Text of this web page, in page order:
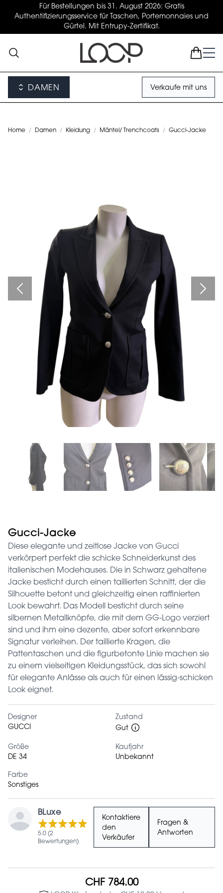
Für Bestellungen bis 31. August 2026: Gratis
Authentifizierungsservice für Taschen, Portemonnaies und
Gürtel. Mit Entrupy-Zertifikat.
DAMEN Verkaufe mit uns
Home / Damen / Kleidung / Mäntel/ Trenchcoats / Gucci-Jacke
Gucci-Jacke
Diese elegante und zeitlose Jacke von Gucci
verkörpert perfekt die schicke Schneiderkunst des
italienischen Modehauses. Die in Schwarz gehaltene
Jacke besticht durch einen taillierten Schnitt, der die
Silhouette betont und gleichzeitig einen raffinierten
Look bewahrt. Das Modell besticht durch seine
silbernen Metallknöpfe, die mit dem GG-Logo verziert
sind und ihm eine dezente, aber sofort erkennbare
Signatur verleihen. Der taillierte Kragen, die
Pattentaschen und die figurbetonte Linie machen sie
zu einem vielseitigen Kleidungsstück, das sich sowohl
für elegante Anlässe als auch für einen lässig-schicken
Look eignet.
Designer
GUCCI
Zustand
Gut
Größe
DE 34
Kaufjahr
Unbekannt
Farbe
Sonstiges
BLuxe
5.0 (2
Bewertungen)
Kontaktiere
den
Verkäufer
Fragen &
Antworten
CHF 784.00